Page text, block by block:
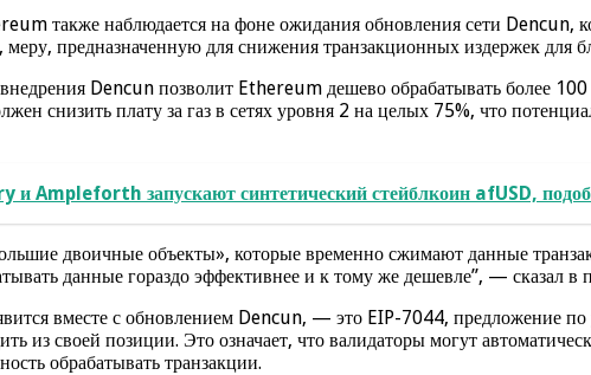
также наблюдается на фоне ожидания обновления сети Dencun,
предназначенную для снижения транзакционных издержек
Dencun позволит Ethereum дешево обрабатывать более
снизить плату за газ в сетях уровня 2 на целых 75%, что
и Ampleforth запускают синтетический стейблкоин afUSD,
двоичные объекты», которые временно сжимают данные
данные гораздо эффективнее и к тому же дешевле”, — сказал
вместе с обновлением Dencun, — это EIP-7044, предложение
из своей позиции. Это означает, что валидаторы могут
обрабатывать транзакции.